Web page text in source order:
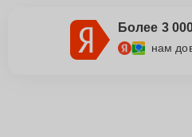
Более 3
нам